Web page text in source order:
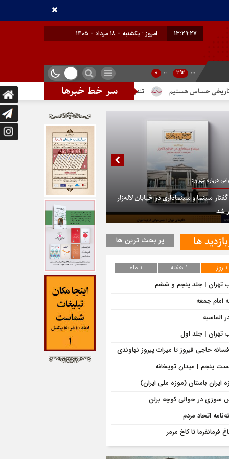
13:29:27 برابر با : Sunday - 9 August - 2026
:::
392
::
0
سر خط خبرها هستیم تندیس مولانا در میدان خیام در پایتخت گزینیِ تهران
درباره تهران:
سینما و سینماداری در خیابان لاله‌زار
شد
ها پر بحث ترین ها
1 روز 1 هفته
1 ماه
تهران | جلد پنجم و ششم
امام جمعه
الماسیه
تهران | جلد اول
حاجی فیروز تا میراث پیروز نهاوندی
پنجم | میدان توپخانه
ایران باستان (موزه ملی ایران)
سوزی در حوالی کوچه برلن
اتحاد مردم
فرمانفرما تا کاخ مرمر